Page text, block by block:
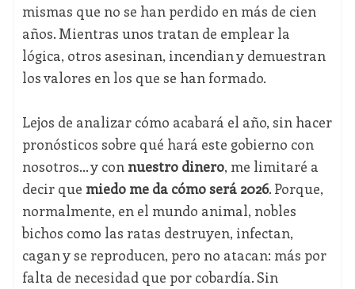
mismas que no se han perdido en más de cien
años. Mientras unos tratan de emplear la
lógica, otros asesinan, incendian y demuestran
los valores en los que se han formado.
Lejos de analizar cómo acabará el año, sin hacer
pronósticos sobre qué hará este gobierno con
nosotros… y con nuestro dinero, me limitaré a
decir que miedo me da cómo será 2026. Porque,
normalmente, en el mundo animal, nobles
bichos como las ratas destruyen, infectan,
cagan y se reproducen, pero no atacan: más por
falta de necesidad que por cobardía. Sin